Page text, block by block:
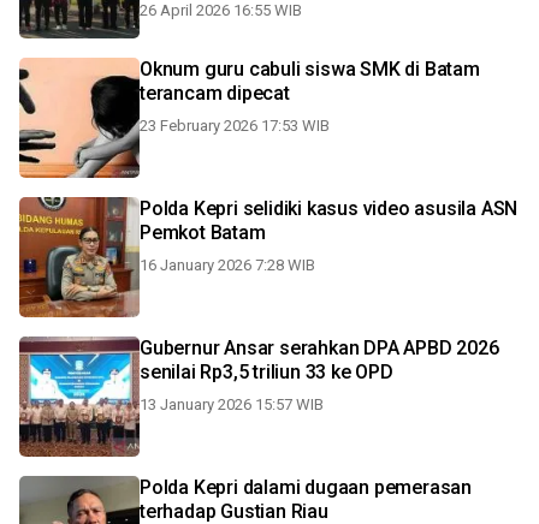
26 April 2026 16:55 WIB
Oknum guru cabuli siswa SMK di Batam
terancam dipecat
23 February 2026 17:53 WIB
Polda Kepri selidiki kasus video asusila ASN
Pemkot Batam
16 January 2026 7:28 WIB
Gubernur Ansar serahkan DPA APBD 2026
senilai Rp3,5 triliun 33 ke OPD
13 January 2026 15:57 WIB
Polda Kepri dalami dugaan pemerasan
terhadap Gustian Riau